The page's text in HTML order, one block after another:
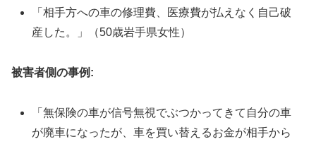
「相手方への車の修理費、医療費が払えなく自己破
産した。」（50歳岩手県女性）
被害者側の事例:
「無保険の車が信号無視でぶつかってきて自分の車
が廃車になったが、車を買い替えるお金が相手から